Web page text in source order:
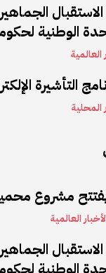
الوطنية
العالمية
التأشيرة
المحلية
مشروع
العالمية
الوطنية